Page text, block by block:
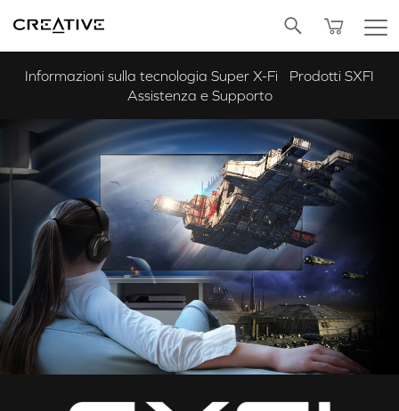
Informazioni sulla tecnologia Super X-Fi
Prodotti SXFI
Assistenza e Supporto